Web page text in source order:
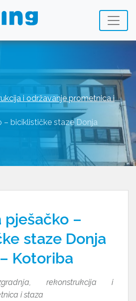
i održavanje prometnica i
– biciklističke staze Donja
pješačko –
staze Donja
Kotoriba
rekonstrukcija i
i staza